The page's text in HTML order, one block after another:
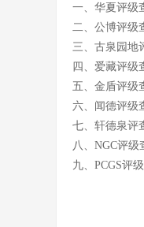
一、华夏评级
二、公博评级
三、 古泉园地
四、爱藏评级
五、金盾评级
六、闻德评级
七、轩德泉评
八、NGC评级
九、 PCGS评